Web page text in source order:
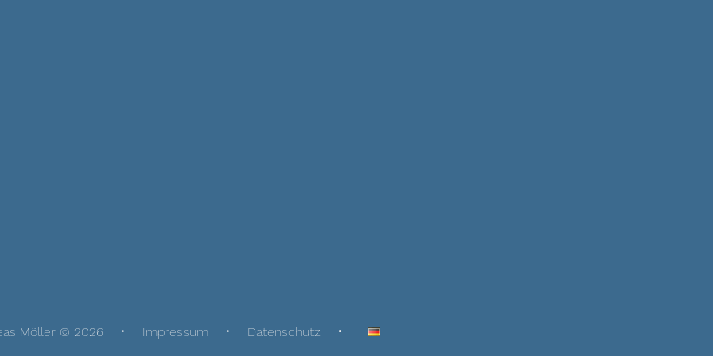
Möller © 2026 Impressum Datenschutz